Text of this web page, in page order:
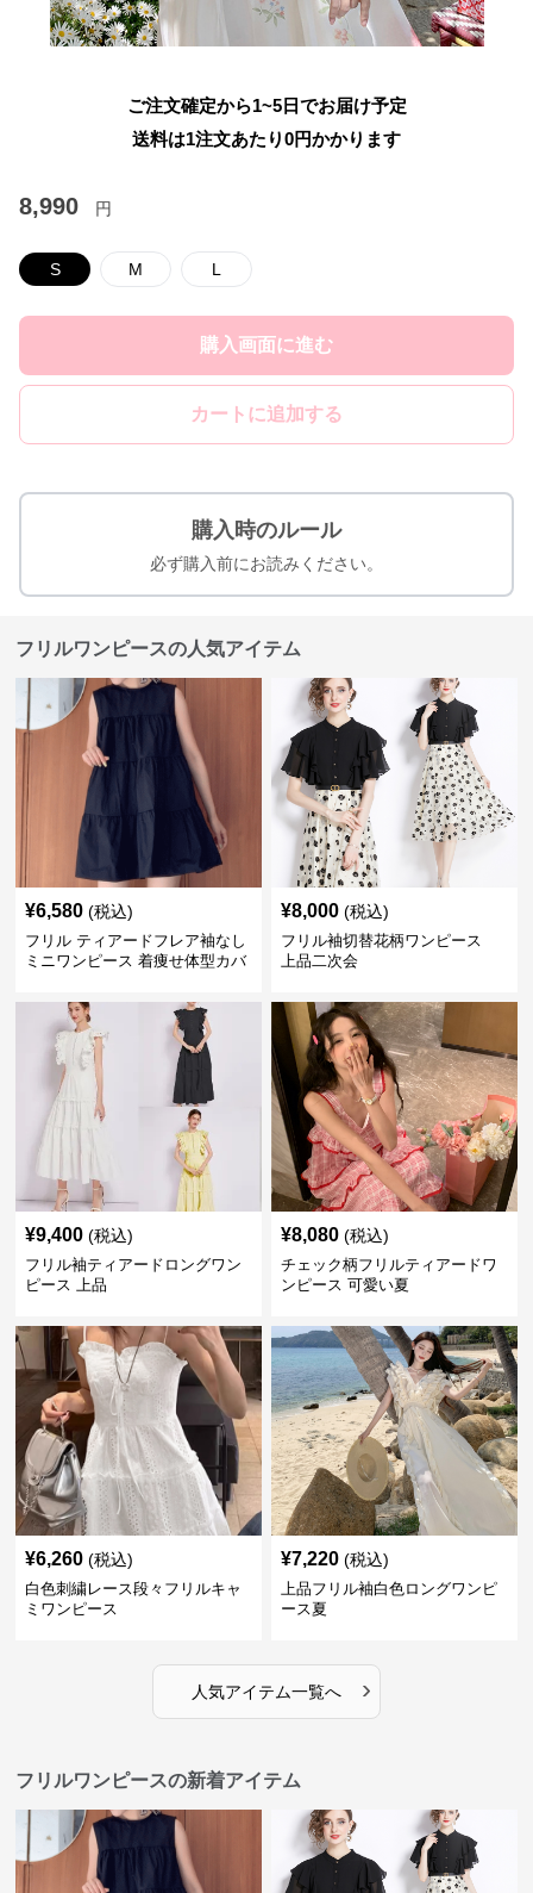
ご注文確定から1~5日でお届け予定
送料は1注文あたり0円かかります
8,990 円
S M L
購入画面に進む
カートに追加する
購入時のルール
必ず購入前にお読みください。
フリルワンピースの人気アイテム
¥6,580 (税込)
フリル ティアードフレア袖なし
ミニワンピース 着痩せ体型カバ
¥8,000 (税込)
フリル袖切替花柄ワンピース
上品二次会
¥9,400 (税込)
フリル袖ティアードロングワン
ピース 上品
¥8,080 (税込)
チェック柄フリルティアードワ
ンピース 可愛い夏
¥6,260 (税込)
白色刺繍レース段々フリルキャ
ミワンピース
¥7,220 (税込)
上品フリル袖白色ロングワンピ
ース夏
人気アイテム一覧へ ›
フリルワンピースの新着アイテム